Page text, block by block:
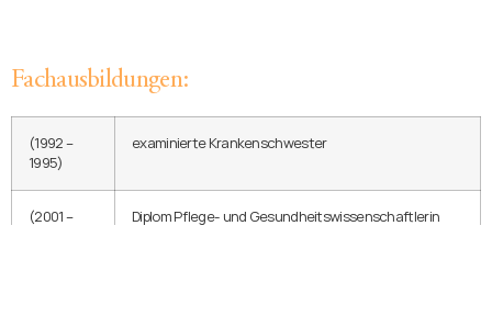
Fachausbildungen:
(1992 –
1995)
examinierte Krankenschwester
(2001 –
Diplom Pflege- und Gesundheitswissenschaftlerin